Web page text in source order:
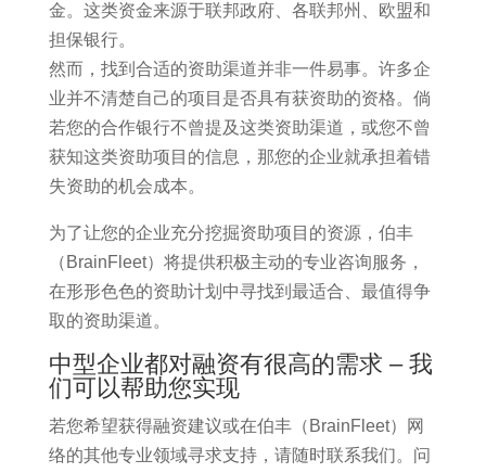
金。这类资金来源于联邦政府、各联邦州、欧盟和
担保银行。
然而，找到合适的资助渠道并非一件易事。许多企
业并不清楚自己的项目是否具有获资助的资格。倘
若您的合作银行不曾提及这类资助渠道，或您不曾
获知这类资助项目的信息，那您的企业就承担着错
失资助的机会成本。
为了让您的企业充分挖掘资助项目的资源，伯丰
（BrainFleet）将提供积极主动的专业咨询服务，
在形形色色的资助计划中寻找到最适合、最值得争
取的资助渠道。
中型企业都对融资有很高的需求 – 我
们可以帮助您实现
若您希望获得融资建议或在伯丰（BrainFleet）网
络的其他专业领域寻求支持，请随时联系我们。问